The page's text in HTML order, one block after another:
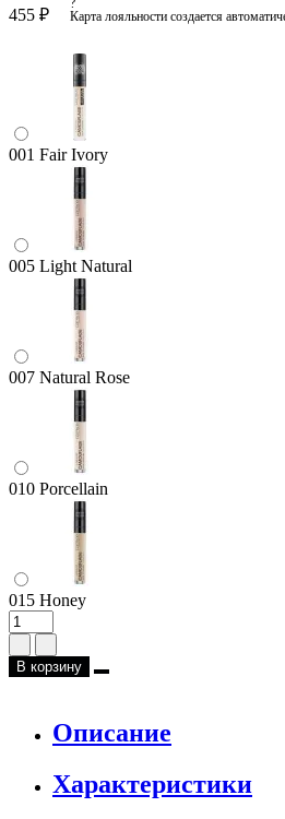
455 ₽
?
Карта лояльности создается
001 Fair Ivory
005 Light Natural
007 Natural Rose
010 Porcellain
015 Honey
В корзину
Описание
Характеристики